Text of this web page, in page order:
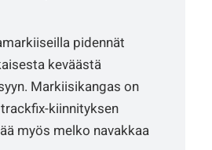
pidennät
keväästä
Markiisikangas on
kiinnityksen
myös melko navakkaa